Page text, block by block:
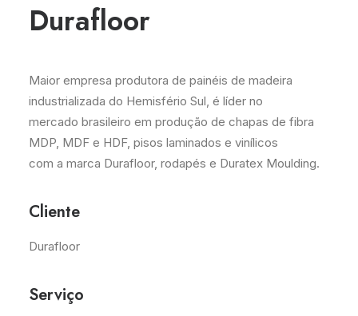
Durafloor
Maior empresa produtora de painéis de madeira
industrializada do Hemisfério Sul, é líder no
mercado brasileiro em produção de chapas de fibra
MDP, MDF e HDF, pisos laminados e vinílicos
com a marca Durafloor, rodapés e Duratex Moulding.
Cliente
Durafloor
Serviço